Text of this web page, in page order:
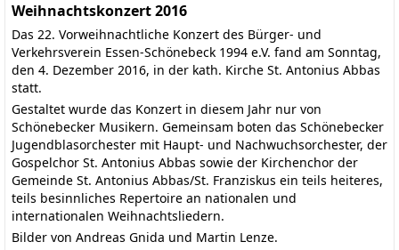
Weihnachtskonzert 2016
Das 22. Vorweihnachtliche Konzert des Bürger- und
Verkehrsverein Essen-Schönebeck 1994 e.V. fand am Sonntag,
den 4. Dezember 2016, in der kath. Kirche St. Antonius Abbas
statt.
Gestaltet wurde das Konzert in diesem Jahr nur von
Schönebecker Musikern. Gemeinsam boten das Schönebecker
Jugendblasorchester mit Haupt- und Nachwuchsorchester, der
Gospelchor St. Antonius Abbas sowie der Kirchenchor der
Gemeinde St. Antonius Abbas/St. Franziskus ein teils heiteres,
teils besinnliches Repertoire an nationalen und
internationalen Weihnachtsliedern.
Bilder von Andreas Gnida und Martin Lenze.